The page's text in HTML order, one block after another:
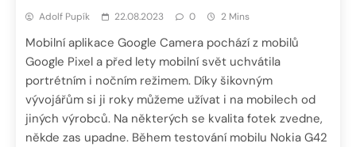
Adolf Pupík 22.08.2023 0 2 Mins
Mobilní aplikace Google Camera pochází z mobilů
Google Pixel a před lety mobilní svět uchvátila
portrétním i nočním režimem. Díky šikovným
vývojářům si ji roky můžeme užívat i na mobilech od
jiných výrobců. Na některých se kvalita fotek zvedne,
někde zas upadne. Během testování mobilu Nokia G42